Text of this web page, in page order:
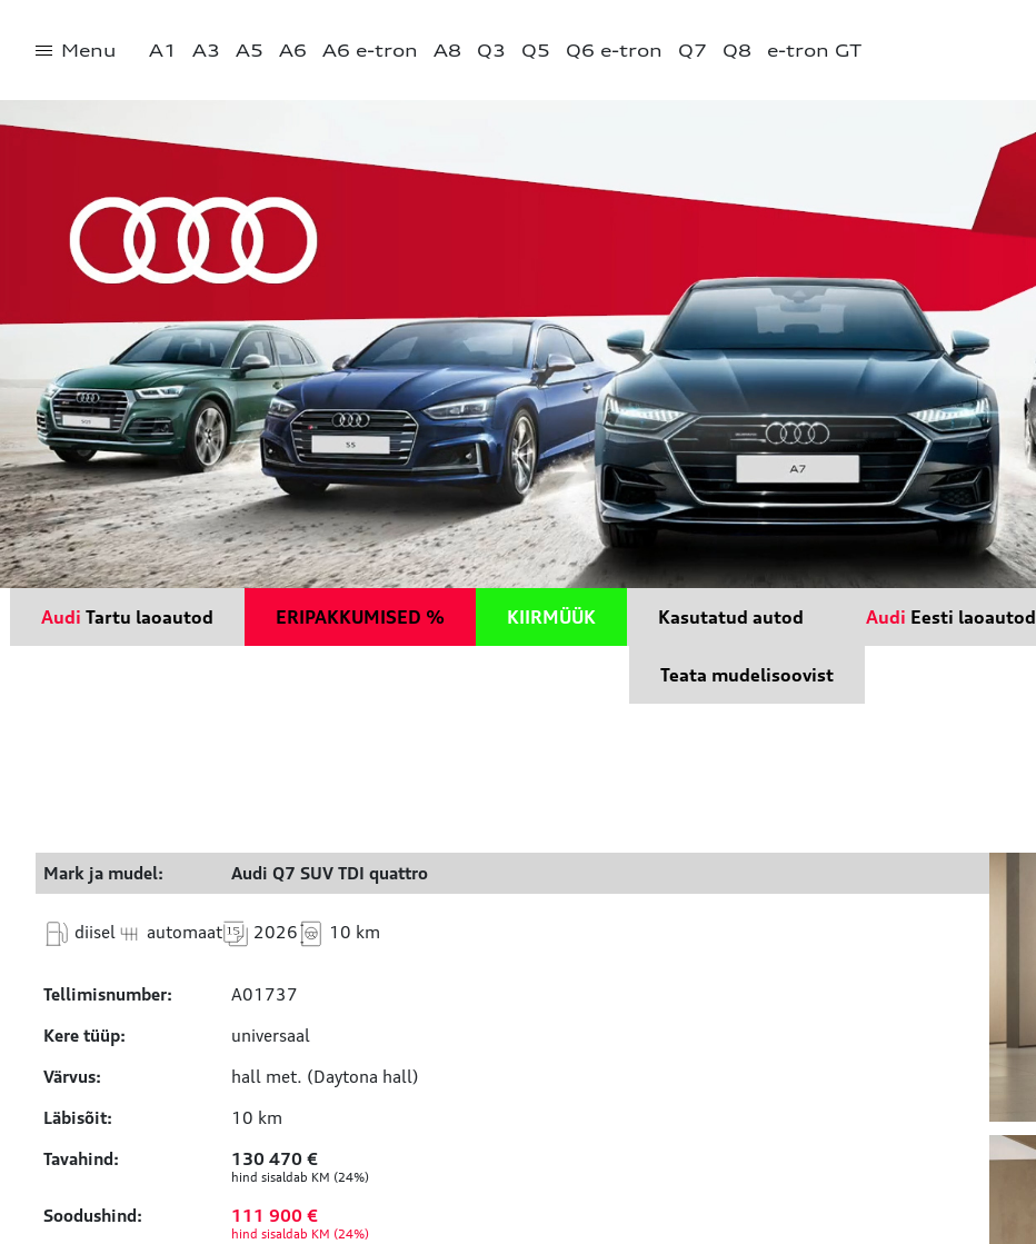
Menu A1 A3 A5 A6 A6 e-tron A8 Q3 Q5 Q6 e-tron Q7 Q8 e-tron GT
Audi Tartu laoautod ERIPAKKUMISED % KIIRMÜÜK Kasutatud autod Audi Eesti laoautod
Teata mudelisoovist
Mark ja mudel: Audi Q7 SUV TDI quattro
diisel automaat 2026 10 km
Tellimisnumber:
A01737
Kere tüüp:
universaal
Värvus:
hall met. (Daytona hall)
Läbisõit:
10 km
Tavahind:
130 470 €
hind sisaldab KM (24%)
Soodushind: 111 900 €
hind sisaldab KM (24%)